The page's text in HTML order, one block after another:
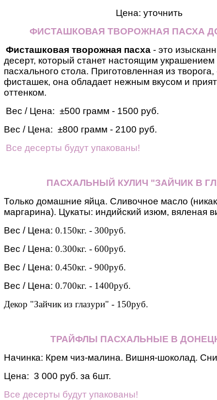
Цена: уточнить
ФИСТАШКОВАЯ ТВОРОЖНАЯ ПАСХА
Фисташковая творожная пасха - это
десерт, который станет настоящим
пасхального стола. Приготовленная из
фисташек, она обладает нежным вкусом и
оттенком.
Вес / Цена: ±500 грамм - 1500 руб.
Вес / Цена: ±800 грамм - 2100 руб.
Все десерты будут упакованы!
ПАСХАЛЬНЫЙ КУЛИЧ "ЗАЙЧИК В
Только домашние яйца. Сливочное масло
маргарина). Цукаты: индийский изюм, вяленая
Вес / Цена: 0.150кг. - 300руб.
Вес / Цена: 0.300кг. - 600руб.
Вес / Цена: 0.450кг. - 900руб.
Вес / Цена: 0.700кг. - 1400руб.
Декор "Зайчик из глазури" - 150руб.
ТРАЙФЛЫ ПАСХАЛЬНЫЕ В
Начинка: Крем чиз-малина. Вишня-шоколад.
Цена: 3 000 руб. за 6шт.
Все десерты будут упакованы!